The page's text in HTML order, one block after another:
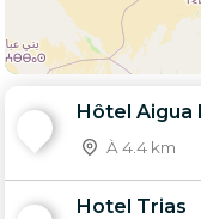
Hôtel Aigua
À 4.4 km
Hotel Trias